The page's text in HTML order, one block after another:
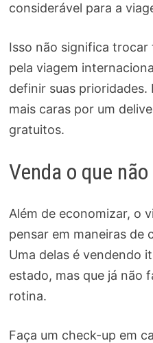
considerável para a
Isso não significa
pela viagem
definir suas prioridades.
mais caras por um
gratuitos.
Venda o que
Além de economizar, o
pensar em maneiras de
Uma delas é vendendo
estado, mas que já não
rotina.
Faça um check-up em